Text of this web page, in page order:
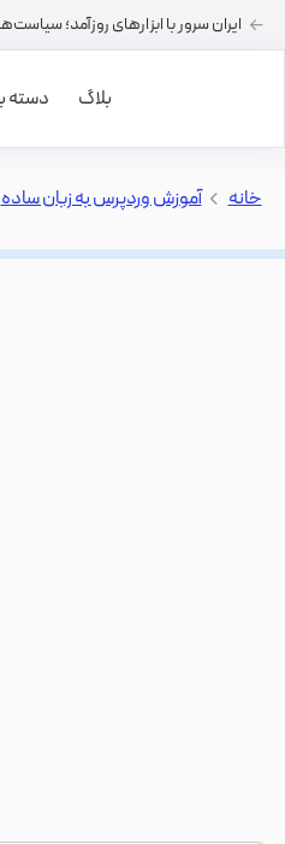
ایران سرور با ابزارهای روزآمد؛
بلاگ دسته
خانه > آموزش وردپرس به زبان ساده